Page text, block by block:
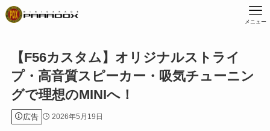
メニュー
【F56カスタム】オリジナルストライ
プ・高音質スピーカー・吸気チューニン
グで理想のMINIへ！
広告 2026年5月19日